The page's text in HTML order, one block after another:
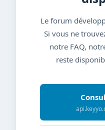
Le forum
Si vous ne
notre FAQ,
reste